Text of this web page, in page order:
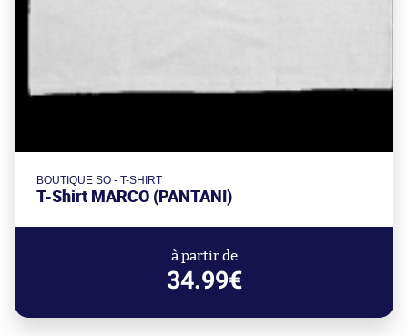
BOUTIQUE SO - T-SHIRT
T-Shirt MARCO (PANTANI)
à partir de
34.99€